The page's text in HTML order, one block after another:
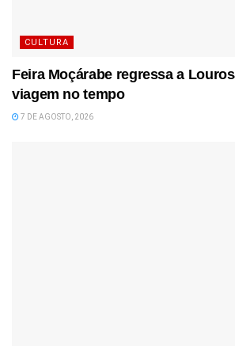
CULTURA
Feira Moçárabe regressa a
viagem no tempo
7 DE AGOSTO, 2026